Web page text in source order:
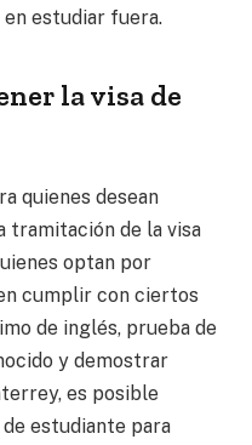
estudiar fuera.
la visa de
quienes desean
tramitación de la visa
optan por
cumplir con ciertos
de inglés, prueba de
y demostrar
es posible
estudiante para